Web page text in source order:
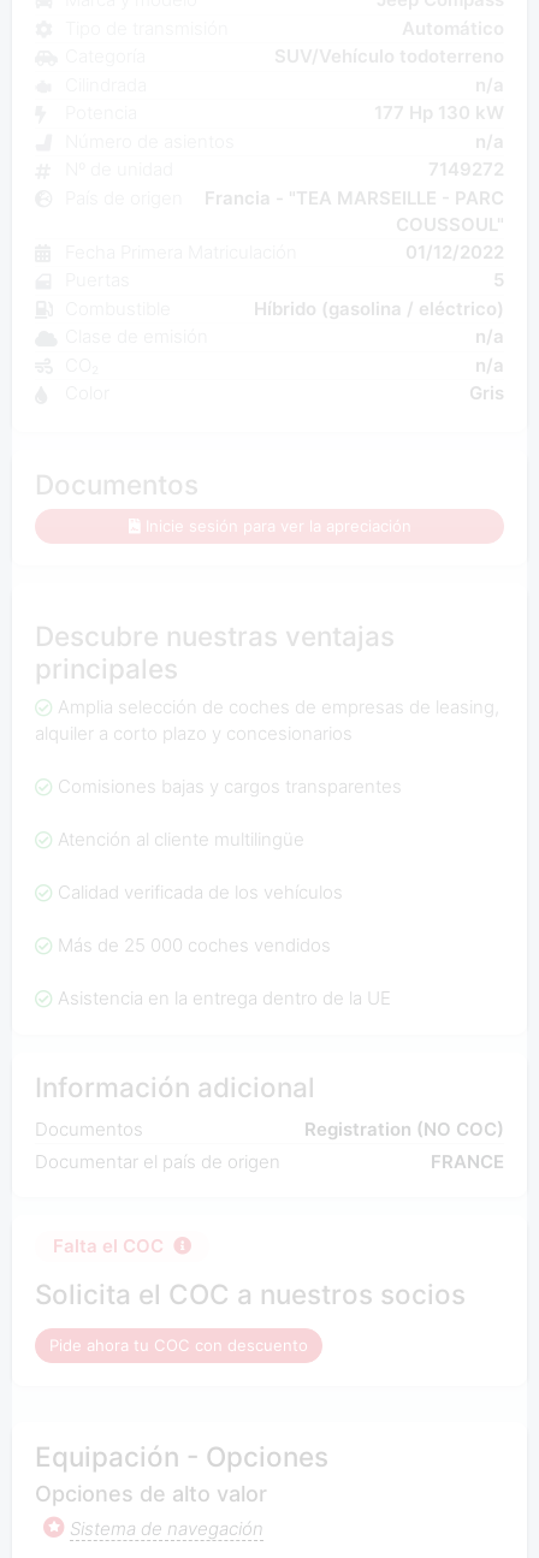
n/a
177 Hp 130 kW
n/a
7149272
Francia - "TEA MARSEILLE - PARC
COUSSOUL"
01/12/2022
5
Híbrido (gasolina / eléctrico)
n/a
n/a
Gris
Documentos
Inicie sesión para ver la apreciación
Descubre nuestras ventajas
principales
Amplia selección de coches de empresas de leasing,
alquiler a corto plazo y concesionarios
Comisiones bajas y cargos transparentes
Atención al cliente multilingüe
Calidad verificada de los vehículos
Más de 25 000 coches vendidos
Asistencia en la entrega dentro de la UE
Información adicional
Documentos
Registration (NO COC)
Documentar el país de origen
FRANCE
Falta el COC
Solicita el COC a nuestros socios
Pide ahora tu COC con descuento
Equipación - Opciones
Opciones de alto valor
Sistema de navegación